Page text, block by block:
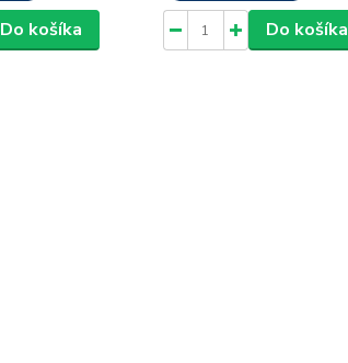
Do košíka Do košíka